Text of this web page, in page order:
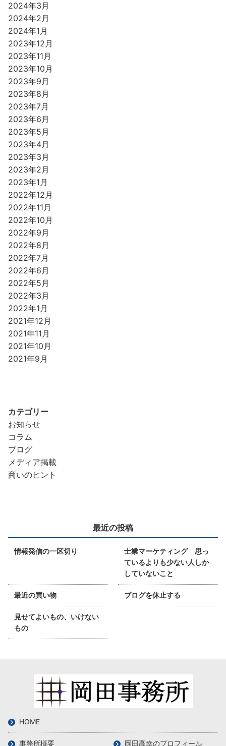
2024年3月
2024年2月
2024年1月
2023年12月
2023年11月
2023年10月
2023年9月
2023年8月
2023年7月
2023年6月
2023年5月
2023年4月
2023年3月
2023年2月
2023年1月
2022年12月
2022年11月
2022年10月
2022年9月
2022年8月
2022年7月
2022年6月
2022年5月
2022年3月
2022年1月
2021年12月
2021年11月
2021年10月
2021年9月
カテゴリー
お知らせ
コラム
ブログ
メディア掲載
商いのヒント
最近の投稿
情報発信の一区切り
士業マーケティング 思っ
ているよりも少ない人しか
していないこと
最近の買い物 ブログを休止する
見せてよいもの、いけない
もの
HOME
事務所概要 岡田高幸のプロフィール